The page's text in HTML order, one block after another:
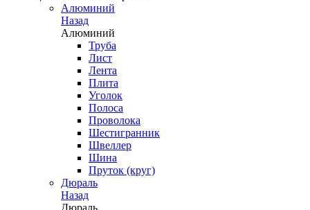
Алюминий
Назад
Алюминий
Труба
Лист
Лента
Плита
Уголок
Полоса
Проволока
Шестигранник
Швеллер
Шина
Пруток (круг)
Дюраль
Назад
Дюраль